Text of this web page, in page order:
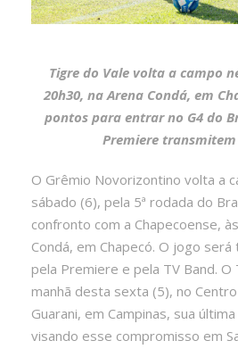
Tigre do Vale volta a campo
20h30, na Arena Condá, em
pontos para entrar no G4 do
Premiere
O Grêmio Novorizontino volta a
sábado (6), pela 5ª rodada do
confronto com a Chapecoense,
Condá, em Chapecó. O jogo
pela Premiere e pela TV Band. O
manhã desta sexta (5), no
Guarani, em Campinas, sua
visando esse compromisso em